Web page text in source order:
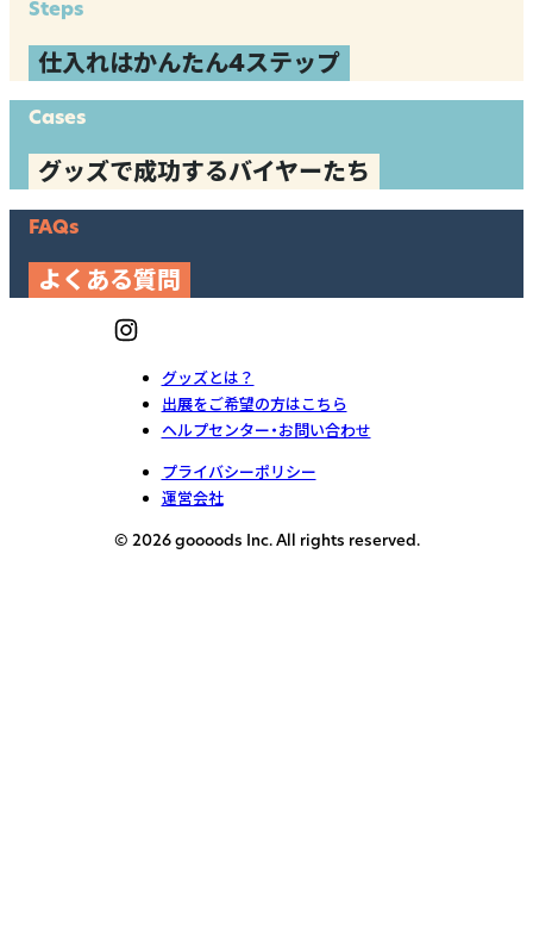
Steps
仕入れはかんたん4ステップ
Cases
グッズで成功するバイヤーたち
FAQs
よくある質問
グッズとは？
出展をご希望の方はこちら
ヘルプセンター・お問い合わせ
プライバシーポリシー
運営会社
© 2026 goooods Inc. All rights reserved.